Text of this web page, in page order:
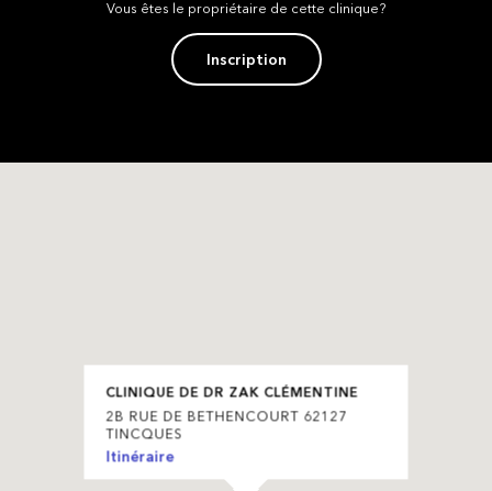
Vous êtes le propriétaire de cette clinique?
Inscription
CLINIQUE DE DR ZAK CLÉMENTINE
2B RUE DE BETHENCOURT 62127
TINCQUES
Itinéraire